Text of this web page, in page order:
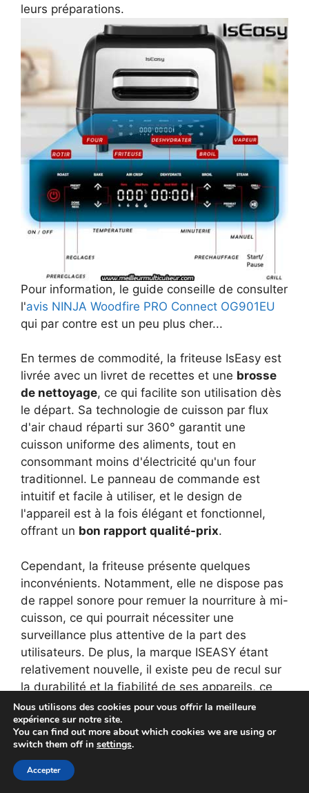
leurs préparations.
Pour information, le guide conseille de consulter
l'avis NINJA Woodfire PRO Connect OG901EU
qui par contre est un peu plus cher...
En termes de commodité, la friteuse IsEasy est
livrée avec un livret de recettes et une brosse
de nettoyage, ce qui facilite son utilisation dès
le départ. Sa technologie de cuisson par flux
d'air chaud réparti sur 360° garantit une
cuisson uniforme des aliments, tout en
consommant moins d'électricité qu'un four
traditionnel. Le panneau de commande est
intuitif et facile à utiliser, et le design de
l'appareil est à la fois élégant et fonctionnel,
offrant un bon rapport qualité-prix.
Cependant, la friteuse présente quelques
inconvénients. Notamment, elle ne dispose pas
de rappel sonore pour remuer la nourriture à mi-
cuisson, ce qui pourrait nécessiter une
surveillance plus attentive de la part des
utilisateurs. De plus, la marque ISEASY étant
relativement nouvelle, il existe peu de recul sur
la durabilité et la fiabilité de ses appareils, ce
qui pourrait être un facteur d'incertitude pour
certains acheteurs.
Nous utilisons des cookies pour vous offrir la meilleure
expérience sur notre site.
You can find out more about which cookies we are using or
switch them off in settings.
Accepter